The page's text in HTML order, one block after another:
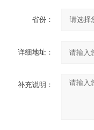
省份：
详细地址：
补充说明：